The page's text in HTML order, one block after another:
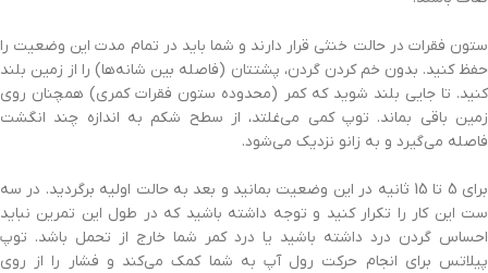
ستون فقرات در حالت خنثی قرار دارند و شما باید در تمام مدت این وضعیت را
حفظ کنید. بدون خم کردن گردن، پشتتان (فاصله بین شانه‌ها) را از زمین بلند
کنید. تا جایی بلند شوید که کمر (محدوده ستون فقرات کمری) همچنان روی
زمین باقی بماند. توپ کمی می‌غلتد، از سطح شکم به اندازه چند انگشت
فاصله می‌گیرد و به زانو نزدیک می‌شود.
برای 5 تا 15 ثانیه در این وضعیت بمانید و بعد به حالت اولیه برگردید. در سه
ست این کار را تکرار کنید و توجه داشته باشید که در طول این تمرین نباید
احساس گردن درد داشته باشید یا درد کمر شما خارج از تحمل باشد. توپ
پیلاتس برای انجام حرکت رول آپ به شما کمک می‌کند و فشار را از روی